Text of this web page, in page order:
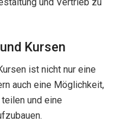
Kursen
ist nicht nur eine
auch eine Möglichkeit,
und eine